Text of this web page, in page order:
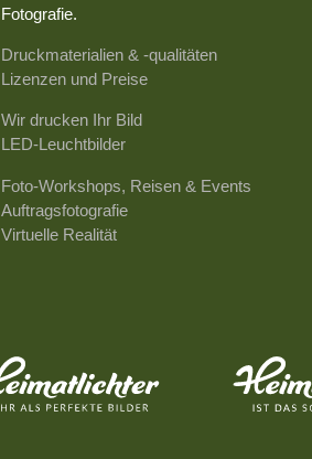
Fotografie.
Druckmaterialien & -qualitäten
Lizenzen und Preise
Wir drucken Ihr Bild
LED-Leuchtbilder
Foto-Workshops, Reisen & Events
Auftragsfotografie
Virtuelle Realität